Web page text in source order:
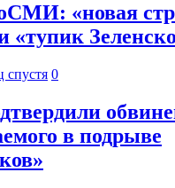
«новая
«тупик
спустя 0
в подрыве